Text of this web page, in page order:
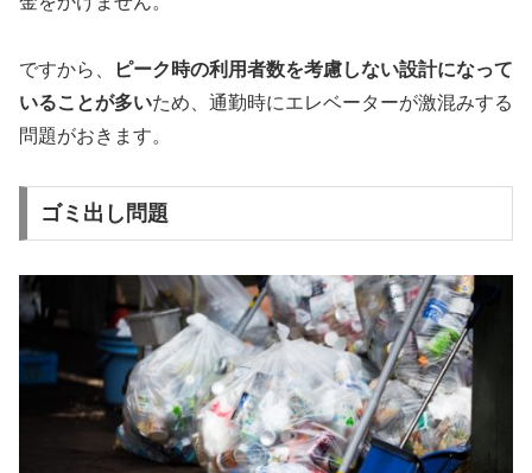
ですから、
ピーク時の利用者数を考慮しない設計になって
いることが多いため、通勤時にエレベーターが激混みする
問題がおきます。
ゴミ出し問題